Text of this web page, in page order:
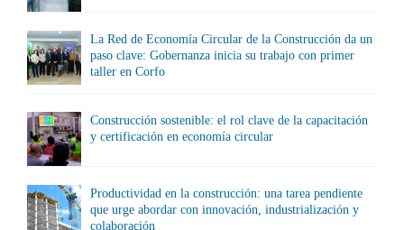
La Red de Economía Circular de la Construcción da un
paso clave: Gobernanza inicia su trabajo con primer
taller en Corfo
Construcción sostenible: el rol clave de la capacitación
y certificación en economía circular
Productividad en la construcción: una tarea pendiente
que urge abordar con innovación, industrialización y
colaboración